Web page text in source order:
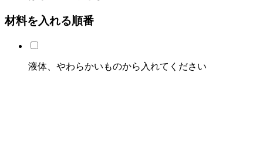
材料を入れる順番
液体、やわらかいものから入れてください